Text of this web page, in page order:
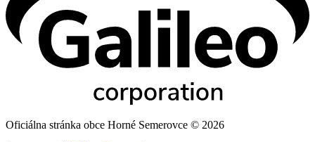
Oficiálna stránka obce Horné Semerovce © 2026